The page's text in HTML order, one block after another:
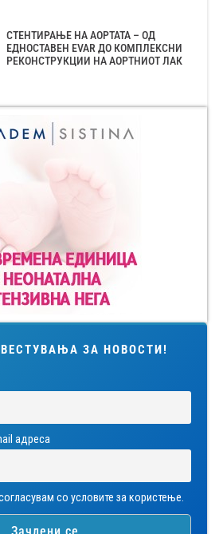
СТЕНТИРАЊЕ НА АОРТАТА – ОД
ЕДНОСТАВЕН EVAR ДО КОМПЛЕКСНИ
РЕКОНСТРУКЦИИ НА АОРТНИОТ ЛАК
ЗА НОВОСТИ!
адреса
со условите за користење.